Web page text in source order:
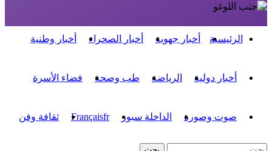
الرئيسية أخبار جهوية أخبار الصحراء أخبار وطنية
أخبار دولية الرياضة طب وصحة فضاء الأسرة
صوت وصورة الداخلة سبور Françaisfr ثقافة وفن